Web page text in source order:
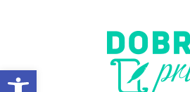
Open toolbar